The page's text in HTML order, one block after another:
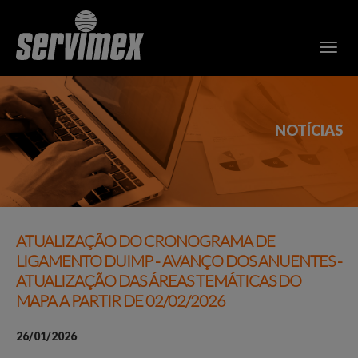
NOTÍCIAS
ATUALIZAÇÃO DO CRONOGRAMA DE
LIGAMENTO DUIMP - AVANÇO DOS ANUENTES -
ATUALIZAÇÃO DAS ÁREAS TEMÁTICAS DO
MAPA A PARTIR DE 02/02/2026
26/01/2026